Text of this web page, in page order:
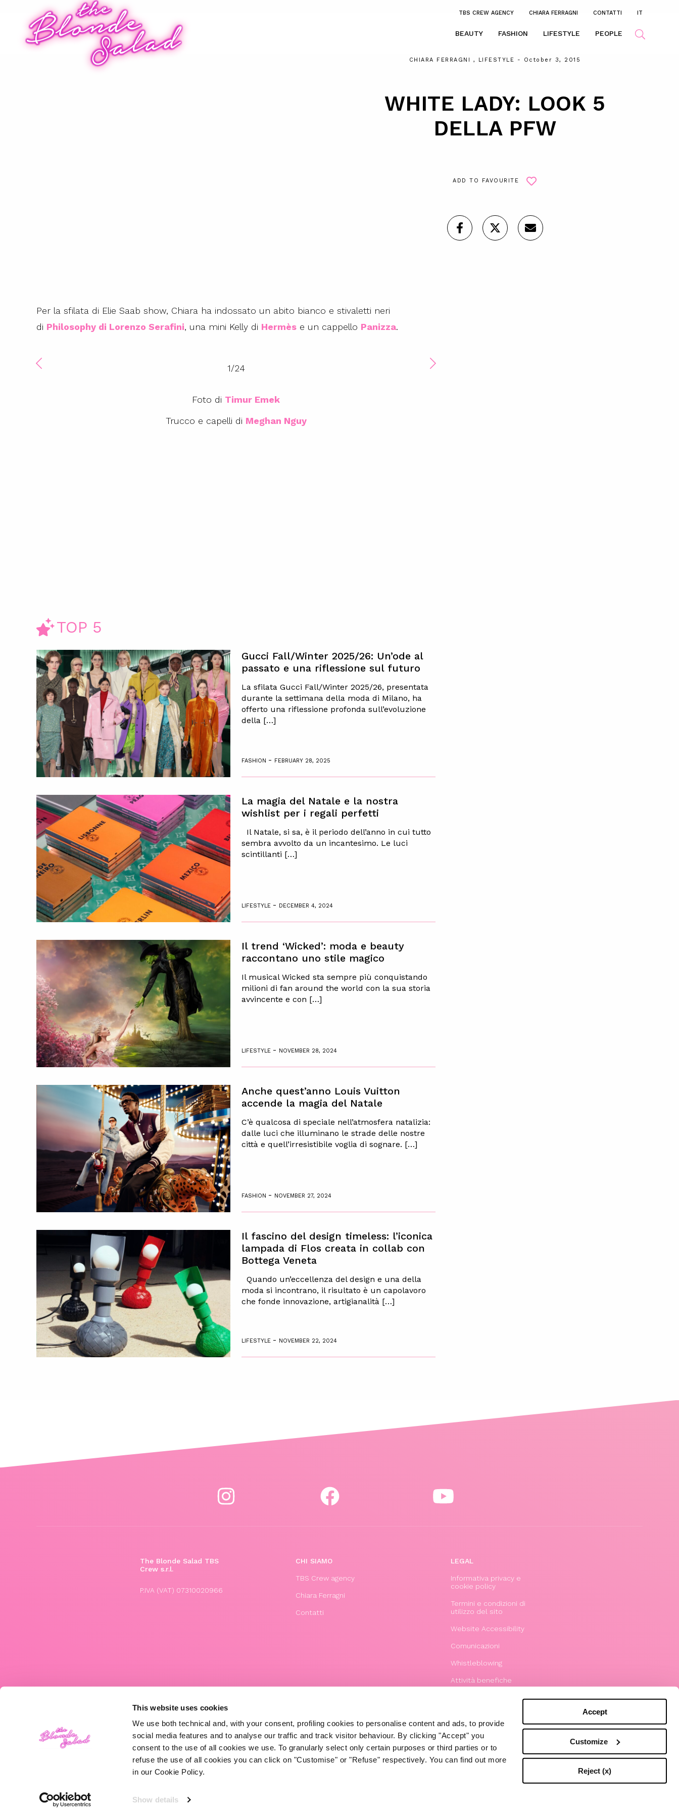
This website uses cookies
We use both technical and, with your consent, profiling cookies to personalise content and ads, to provide
social media features and to analyse our traffic and track visitor behaviour. By clicking "Accept" you
consent to the use of all cookies we use. To granularly select only certain purposes or third parties or to
refuse the use of all cookies you can click on "Customise" or "Refuse" respectively. You can find out more
in our Cookie Policy.
Show details
Accept
Customize
Reject (x)
TBS CREW AGENCY CHIARA FERRAGNI CONTATTI IT
BEAUTY FASHION LIFESTYLE PEOPLE
CHIARA FERRAGNI , LIFESTYLE - October 3, 2015
WHITE LADY: LOOK 5
DELLA PFW
ADD TO FAVOURITE
Per la sfilata di Elie Saab show, Chiara ha indossato un abito bianco e stivaletti neri
di Philosophy di Lorenzo Serafini, una mini Kelly di Hermès e un cappello Panizza.
1/24
Foto di Timur Emek
Trucco e capelli di Meghan Nguy
TOP 5
Gucci Fall/Winter 2025/26: Un’ode al
passato e una riflessione sul futuro
La sfilata Gucci Fall/Winter 2025/26, presentata
durante la settimana della moda di Milano, ha
offerto una riflessione profonda sull’evoluzione
della […]
FASHION - FEBRUARY 28, 2025
La magia del Natale e la nostra
wishlist per i regali perfetti
Il Natale, si sa, è il periodo dell’anno in cui tutto
sembra avvolto da un incantesimo. Le luci
scintillanti […]
LIFESTYLE - DECEMBER 4, 2024
Il trend ‘Wicked’: moda e beauty
raccontano uno stile magico
Il musical Wicked sta sempre più conquistando
milioni di fan around the world con la sua storia
avvincente e con […]
LIFESTYLE - NOVEMBER 28, 2024
Anche quest’anno Louis Vuitton
accende la magia del Natale
C’è qualcosa di speciale nell’atmosfera natalizia:
dalle luci che illuminano le strade delle nostre
città e quell’irresistibile voglia di sognare. […]
FASHION - NOVEMBER 27, 2024
Il fascino del design timeless: l’iconica
lampada di Flos creata in collab con
Bottega Veneta
Quando un’eccellenza del design e una della
moda si incontrano, il risultato è un capolavoro
che fonde innovazione, artigianalità […]
LIFESTYLE - NOVEMBER 22, 2024
The Blonde Salad TBS
Crew s.r.l.
P.IVA (VAT) 07310020966
CHI SIAMO
TBS Crew agency
Chiara Ferragni
Contatti
LEGAL
Informativa privacy e
cookie policy
Termini e condizioni di
utilizzo del sito
Website Accessibility
Comunicazioni
Whistleblowing
Attività benefiche